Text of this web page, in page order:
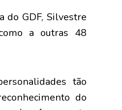
do GDF, Silvestre
a outras 48
tão
do